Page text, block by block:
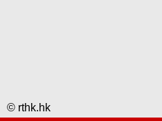
© rthk.hk